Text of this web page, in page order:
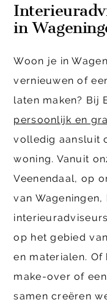
in
Woon je in
vernieuwen of
laten maken? Bij
persoonlijk en
volledig aansluit
woning. Vanuit
Veenendaal, op
van Wageningen,
op het gebied
en materialen. Of
make-over of
samen creëren